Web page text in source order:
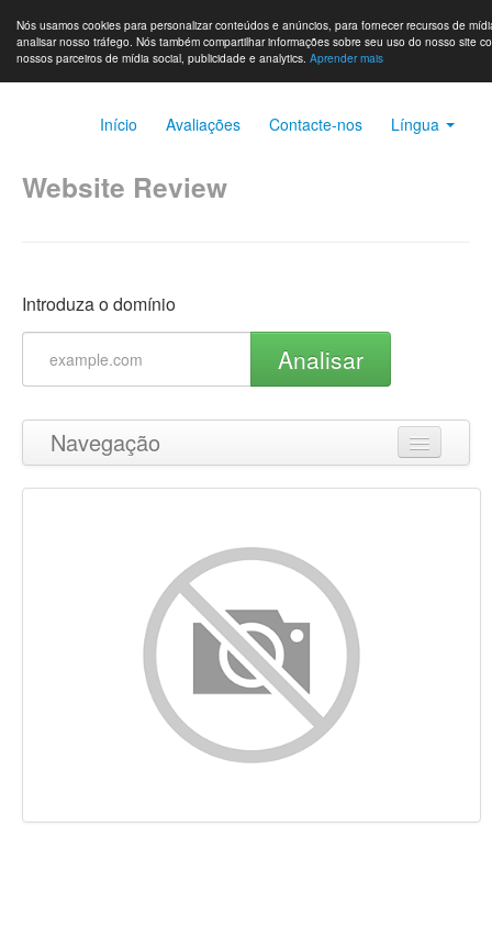
Nós usamos cookies para personalizar conteúdos e anúncios, para fornecer recursos de
analisar nosso tráfego. Nós também compartilhar informações sobre seu uso do nosso site
nossos parceiros de mídia social, publicidade e analytics. Aprender mais
Início Avaliações Contacte-nos Língua
Website Review
Introduza o domínio
Analisar
Navegação
Ir para o topo
Palavras-chave
Usabilidade
Documento
Dispositivos Móveis